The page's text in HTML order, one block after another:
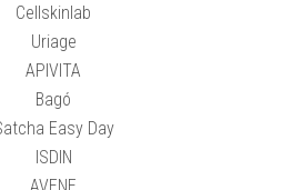
Cellskinlab
Uriage
APIVITA
Bagó
Easy Day
ISDIN